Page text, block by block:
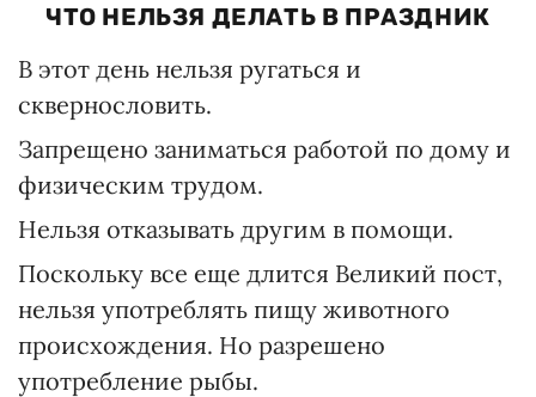
ЧТО НЕЛЬЗЯ ДЕЛАТЬ В ПРАЗДНИК
В этот день нельзя ругаться и
сквернословить.
Запрещено заниматься работой по дому и
физическим трудом.
Нельзя отказывать другим в помощи.
Поскольку все еще длится Великий пост,
нельзя употреблять пищу животного
происхождения. Но разрешено
употребление рыбы.